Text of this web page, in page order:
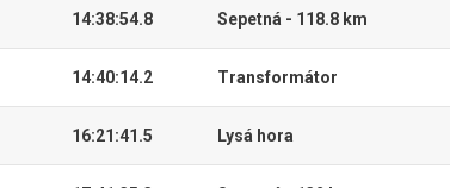
14:38:54.8 Sepetná - 118.8 km
14:40:14.2 Transformátor
16:21:41.5 Lysá hora